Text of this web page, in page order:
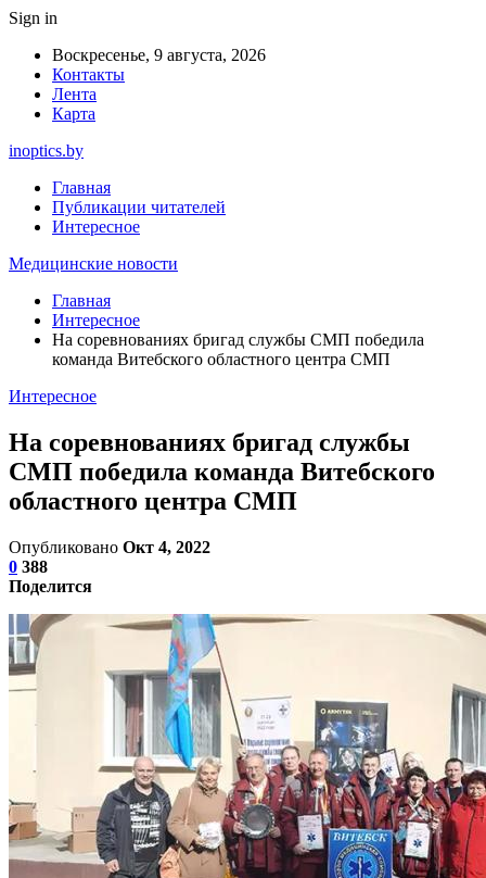
Sign in
Воскресенье, 9 августа, 2026
Контакты
Лента
Карта
inoptics.by
Главная
Публикации читателей
Интересное
Медицинские новости
Главная
Интересное
На соревнованиях бригад службы СМП победила
команда Витебского областного центра СМП
Интересное
На соревнованиях бригад службы
СМП победила команда Витебского
областного центра СМП
Опубликовано Окт 4, 2022
0 388
Поделится